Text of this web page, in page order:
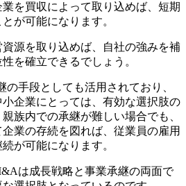
を買収によって取り込めば、短期
が可能になります。
源を取り込めば、自社の強みを補
を確立できるでしょう。
手段としても活用されており、
企業にとっては、有効な選択肢の
族内での承継が難しい場合でも、
業の存続を図れば、従業員の雇用
が可能になります。
は成長戦略と事業承継の両面で